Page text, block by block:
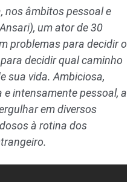
nos âmbitos pessoal e
um ator de 30
problemas para decidir o
decidir qual caminho
sua vida. Ambiciosa,
intensamente pessoal, a
em diversos
à rotina dos